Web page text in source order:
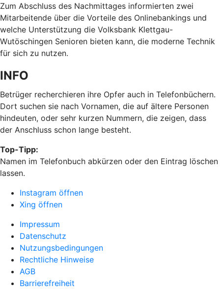
Zum Abschluss des Nachmittages informierten zwei
Mitarbeitende über die Vorteile des Onlinebankings und
welche Unterstützung die Volksbank Klettgau-
Wutöschingen Senioren bieten kann, die moderne Technik
für sich zu nutzen.
INFO
Betrüger recherchieren ihre Opfer auch in Telefonbüchern.
Dort suchen sie nach Vornamen, die auf ältere Personen
hindeuten, oder sehr kurzen Nummern, die zeigen, dass
der Anschluss schon lange besteht.
Top-Tipp:
Namen im Telefonbuch abkürzen oder den Eintrag löschen
lassen.
Instagram öffnen
Xing öffnen
Impressum
Datenschutz
Nutzungsbedingungen
Rechtliche Hinweise
AGB
Barrierefreiheit